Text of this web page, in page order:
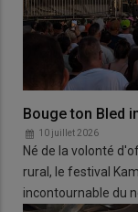
Bouge ton Bled
10 juillet 2026
Né de la volonté
rural, le festival
incontournable du